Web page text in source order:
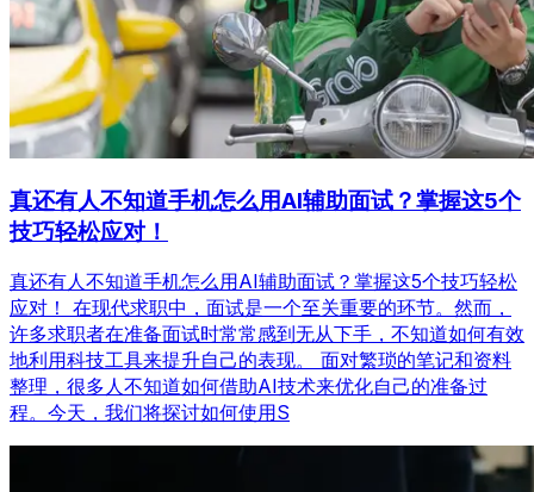
真还有人不知道手机怎么用AI辅助面试？掌握这5个
技巧轻松应对！
真还有人不知道手机怎么用AI辅助面试？掌握这5个技巧轻松
应对！ 在现代求职中，面试是一个至关重要的环节。然而，
许多求职者在准备面试时常常感到无从下手，不知道如何有效
地利用科技工具来提升自己的表现。 面对繁琐的笔记和资料
整理，很多人不知道如何借助AI技术来优化自己的准备过
程。今天，我们将探讨如何使用S